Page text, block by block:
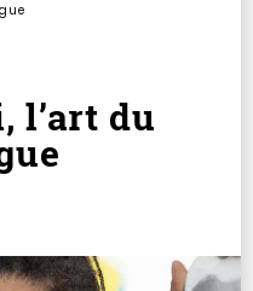
l’art du